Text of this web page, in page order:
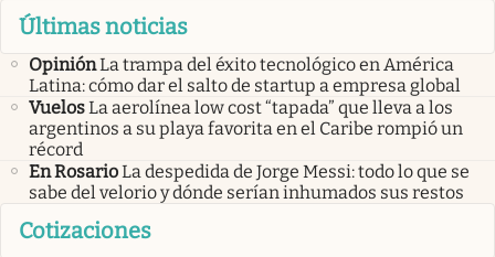
Últimas noticias
OpiniónLa trampa del éxito tecnológico en América
Latina: cómo dar el salto de startup a empresa global
VuelosLa aerolínea low cost “tapada” que lleva a los
argentinos a su playa favorita en el Caribe rompió un
récord
En RosarioLa despedida de Jorge Messi: todo lo que se
sabe del velorio y dónde serían inhumados sus restos
Cotizaciones